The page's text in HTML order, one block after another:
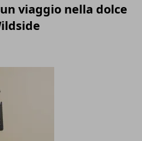
viaggio nella dolce